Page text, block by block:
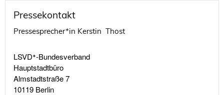
Pressekontakt
Pressesprecher*in Kerstin Thost
LSVD⁺-Bundesverband
Hauptstadtbüro
Almstadtstraße 7
10119 Berlin